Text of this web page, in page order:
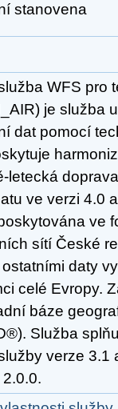
stanovena
WFS pro
je služba
dat pomocí
letecká
ve verzi 4.0
ve
sítí České
daty
celé Evropy.
báze
Služba
verze 3.1